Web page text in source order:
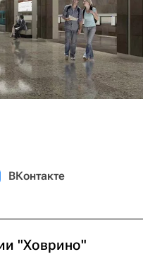
ВКонтакте
"Ховрино"